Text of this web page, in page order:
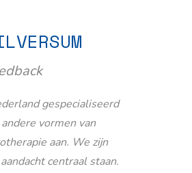
gespecialiseerd
vormen van
aan. We zijn
centraal staan.